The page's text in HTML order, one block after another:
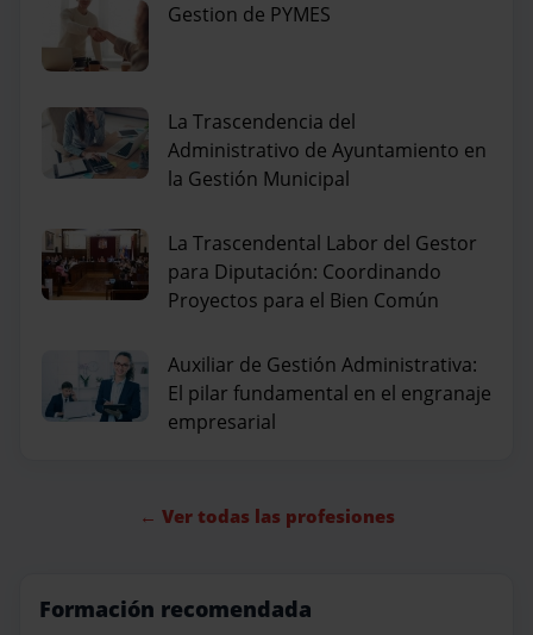
Gestion de PYMES
La Trascendencia del
Administrativo de Ayuntamiento en
la Gestión Municipal
La Trascendental Labor del Gestor
para Diputación: Coordinando
Proyectos para el Bien Común
Auxiliar de Gestión Administrativa:
El pilar fundamental en el engranaje
empresarial
← Ver todas las profesiones
Formación recomendada